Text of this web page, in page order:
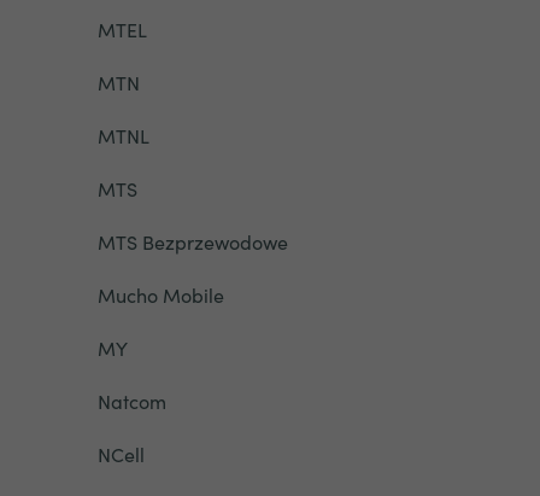
MTEL
MTN
MTNL
MTS
MTS Bezprzewodowe
Mucho Mobile
MY
Natcom
NCell